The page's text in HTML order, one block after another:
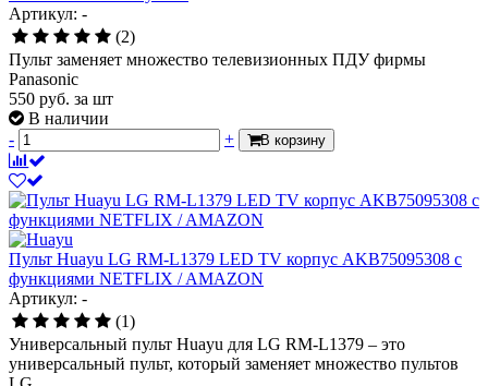
Артикул: -
(2)
Пульт заменяет множество телевизионных ПДУ фирмы
Panasonic
550 руб. за шт
В наличии
-
+ В корзину
Пульт Huayu LG RM-L1379 LED TV корпус AKB75095308 с
функциями NETFLIX / AMAZON
Артикул: -
(1)
Универсальный пульт Huayu для LG RM-L1379 – это
универсальный пульт, который заменяет множество пультов